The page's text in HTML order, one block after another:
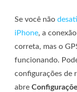
Se você não
iPhone, a
correta, mas o
funcionando.
configurações de
abre